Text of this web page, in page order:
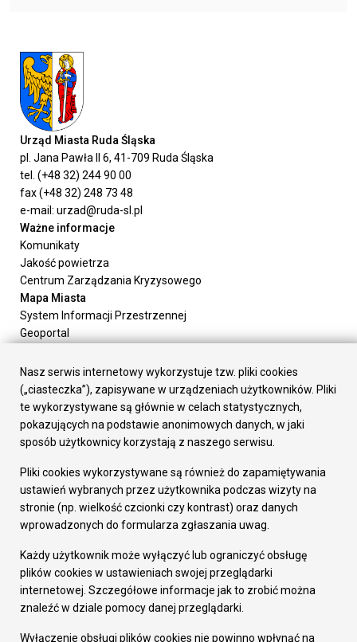
Urząd Miasta Ruda Śląska
pl. Jana Pawła II 6, 41-709 Ruda Śląska
tel. (+48 32) 244 90 00
fax (+48 32) 248 73 48
e-mail: urzad@ruda-sl.pl
Ważne informacje
Komunikaty
Jakość powietrza
Centrum Zarządzania Kryzysowego
Mapa Miasta
System Informacji Przestrzennej
Geoportal
Załatw sprawę
Prezydent Miasta
Rada Miasta
Wydziały
Elektroniczna Skrzynka Podawcza
Gospodarka
Fundusze europejskie
Środki krajowe
Oferty inwestycyjne
Pozostałe
Deklaracja dostępności
Dane osobowe
Dodaj opinię o witrynie
Nasz serwis internetowy wykorzystuje tzw. pliki cookies
(„ciasteczka”), zapisywane w urządzeniach użytkowników. Pliki
te wykorzystywane są głównie w celach statystycznych,
pokazujących na podstawie anonimowych danych, w jaki
sposób użytkownicy korzystają z naszego serwisu.
Pliki cookies wykorzystywane są również do zapamiętywania
ustawień wybranych przez użytkownika podczas wizyty na
stronie (np. wielkość czcionki czy kontrast) oraz danych
wprowadzonych do formularza zgłaszania uwag.
Każdy użytkownik może wyłączyć lub ograniczyć obsługę
plików cookies w ustawieniach swojej przeglądarki
internetowej. Szczegółowe informacje jak to zrobić można
znaleźć w dziale pomocy danej przeglądarki.
Wyłączenie obsługi plików cookies nie powinno wpłynąć na